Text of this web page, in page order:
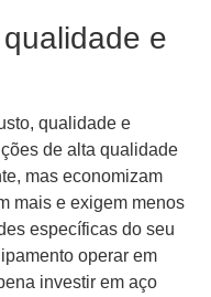
e
qualidade e
de alta qualidade
mas economizam
mais e exigem menos
específicas do seu
operar em
investir em aço